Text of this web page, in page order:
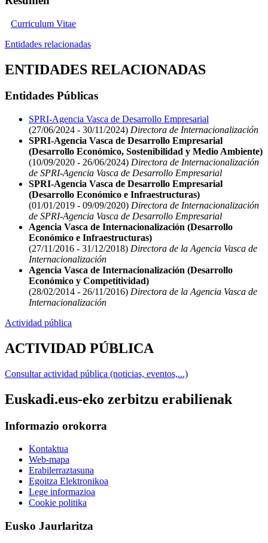
Curriculum Vitae
Entidades relacionadas
ENTIDADES RELACIONADAS
Entidades Públicas
SPRI-Agencia Vasca de Desarrollo Empresarial
(27/06/2024 - 30/11/2024) Directora de Internacionalización
SPRI-Agencia Vasca de Desarrollo Empresarial
(Desarrollo Económico, Sostenibilidad y Medio Ambiente)
(10/09/2020 - 26/06/2024) Directora de Internacionalización
de SPRI-Agencia Vasca de Desarrollo Empresarial
SPRI-Agencia Vasca de Desarrollo Empresarial
(Desarrollo Económico e Infraestructuras)
(01/01/2019 - 09/09/2020) Directora de Internacionalización
de SPRI-Agencia Vasca de Desarrollo Empresarial
Agencia Vasca de Internacionalización (Desarrollo
Económico e Infraestructuras)
(27/11/2016 - 31/12/2018) Directora de la Agencia Vasca de
Internacionalización
Agencia Vasca de Internacionalización (Desarrollo
Económico y Competitividad)
(28/02/2014 - 26/11/2016) Directora de la Agencia Vasca de
Internacionalización
Actividad pública
ACTIVIDAD PÚBLICA
Consultar actividad pública (noticias, eventos,...)
Euskadi.eus-eko zerbitzu erabilienak
Informazio orokorra
Kontaktua
Web-mapa
Erabilerraztasuna
Egoitza Elektronikoa
Lege informazioa
Cookie politika
Eusko Jaurlaritza